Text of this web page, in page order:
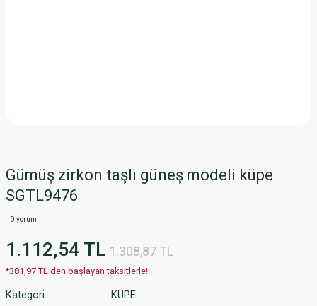
Gümüş zirkon taşlı güneş modeli küpe
SGTL9476
0 yorum
1.112,54 TL 1.308,87 TL
*381,97 TL den başlayan taksitlerle!!
Kategori
KÜPE